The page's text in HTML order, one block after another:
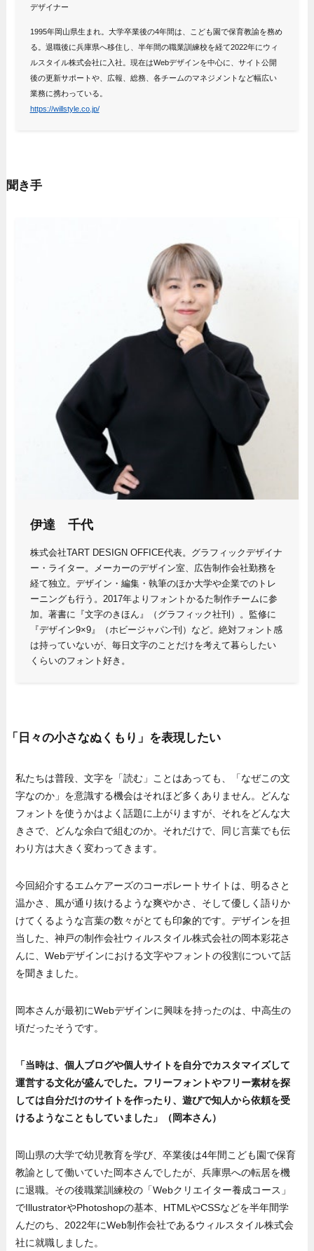
デザイナー
1995年岡山県生まれ。大学卒業後の4年間は、こども園で保育教諭を務め
る。退職後に兵庫県へ移住し、半年間の職業訓練校を経て2022年にウィ
ルスタイル株式会社に入社。現在はWebデザインを中心に、サイト公開
後の更新サポートや、広報、総務、各チームのマネジメントなど幅広い
業務に携わっている。
https://willstyle.co.jp/
聞き手
伊達 千代
株式会社TART DESIGN OFFICE代表。グラフィックデザイナ
ー・ライター。メーカーのデザイン室、広告制作会社勤務を
経て独立。デザイン・編集・執筆のほか大学や企業でのトレ
ーニングも行う。2017年よりフォントかるた制作チームに参
加。著書に『文字のきほん』（グラフィック社刊）。監修に
『デザイン9×9』（ホビージャパン刊）など。絶対フォント感
は持っていないが、毎日文字のことだけを考えて暮らしたい
くらいのフォント好き。
「日々の小さなぬくもり」を表現したい
私たちは普段、文字を「読む」ことはあっても、「なぜこの文
字なのか」を意識する機会はそれほど多くありません。どんな
フォントを使うかはよく話題に上がりますが、それをどんな大
きさで、どんな余白で組むのか。それだけで、同じ言葉でも伝
わり方は大きく変わってきます。
今回紹介するエムケアーズのコーポレートサイトは、明るさと
温かさ、風が通り抜けるような爽やかさ、そして優しく語りか
けてくるような言葉の数々がとても印象的です。デザインを担
当した、神戸の制作会社ウィルスタイル株式会社の岡本彩花さ
んに、Webデザインにおける文字やフォントの役割について話
を聞きました。
岡本さんが最初にWebデザインに興味を持ったのは、中高生の
頃だったそうです。
「当時は、個人ブログや個人サイトを自分でカスタマイズして
運営する文化が盛んでした。フリーフォントやフリー素材を探
しては自分だけのサイトを作ったり、遊びで知人から依頼を受
けるようなこともしていました」（岡本さん）
岡山県の大学で幼児教育を学び、卒業後は4年間こども園で保育
教諭として働いていた岡本さんでしたが、兵庫県への転居を機
に退職。その後職業訓練校の「Webクリエイター養成コース」
でIllustratorやPhotoshopの基本、HTMLやCSSなどを半年間学
んだのち、2022年にWeb制作会社であるウィルスタイル株式会
社に就職しました。